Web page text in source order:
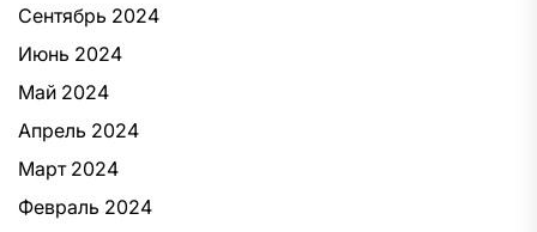
Сентябрь 2024
Июнь 2024
Май 2024
Апрель 2024
Март 2024
Февраль 2024